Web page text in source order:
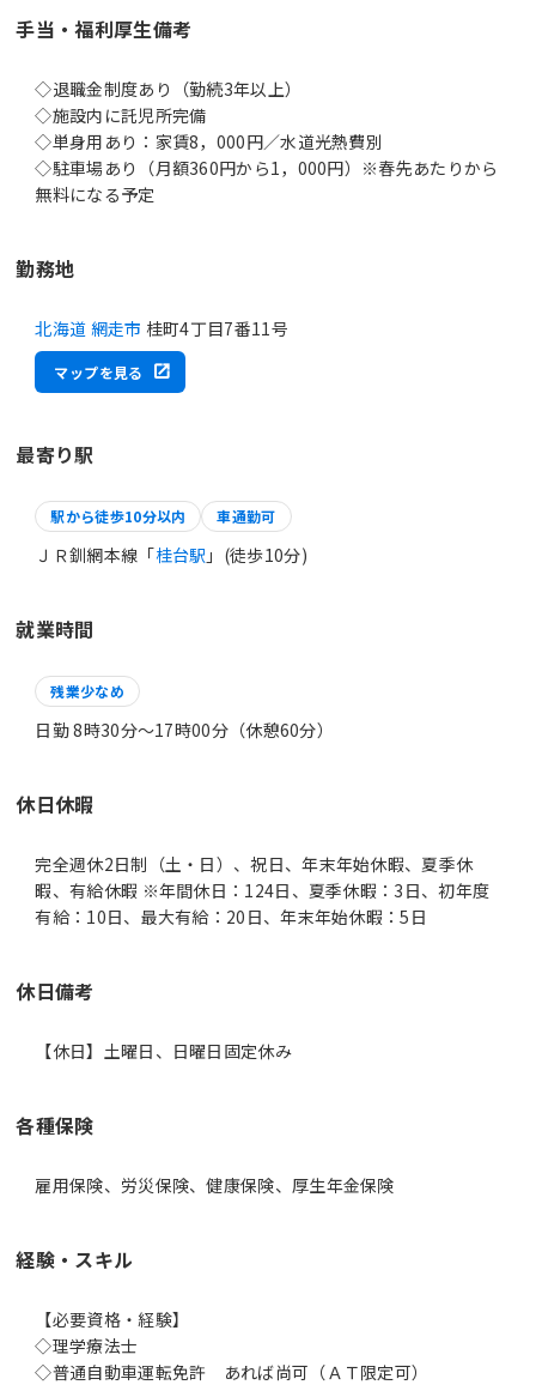
手当・福利厚生備考
◇退職金制度あり（勤続3年以上）
◇施設内に託児所完備
◇単身用あり：家賃8，000円／水道光熱費別
◇駐車場あり（月額360円から1，000円）※春先あたりから
無料になる予定
勤務地
北海道 網走市 桂町4丁目7番11号
マップを見る
最寄り駅
駅から徒歩10分以内 車通勤可
ＪＲ釧網本線「桂台駅 」(徒歩10分)
就業時間
残業少なめ
日勤 8時30分〜17時00分（休憩60分）
休日休暇
完全週休2日制（土・日）、祝日、年末年始休暇、夏季休
暇、有給休暇 ※年間休日：124日、夏季休暇：3日、初年度
有給：10日、最大有給：20日、年末年始休暇：5日
休日備考
【休日】土曜日、日曜日固定休み
各種保険
雇用保険、労災保険、健康保険、厚生年金保険
経験・スキル
【必要資格・経験】
◇理学療法士
◇普通自動車運転免許 あれば尚可（ＡＴ限定可）